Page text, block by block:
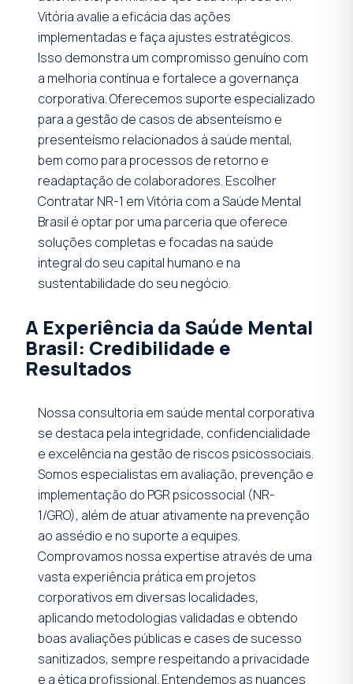
Vitória avalie a eficácia das ações
implementadas e faça ajustes estratégicos.
Isso demonstra um compromisso genuíno com
a melhoria contínua e fortalece a governança
corporativa. Oferecemos suporte especializado
para a gestão de casos de absenteísmo e
presenteísmo relacionados à saúde mental,
bem como para processos de retorno e
readaptação de colaboradores. Escolher
Contratar NR-1 em Vitória com a Saúde Mental
Brasil é optar por uma parceria que oferece
soluções completas e focadas na saúde
integral do seu capital humano e na
sustentabilidade do seu negócio.
A Experiência da Saúde Mental
Brasil: Credibilidade e
Resultados
Nossa consultoria em saúde mental corporativa
se destaca pela integridade, confidencialidade
e excelência na gestão de riscos psicossociais.
Somos especialistas em avaliação, prevenção e
implementação do PGR psicossocial (NR-
1/GRO), além de atuar ativamente na prevenção
ao assédio e no suporte a equipes.
Comprovamos nossa expertise através de uma
vasta experiência prática em projetos
corporativos em diversas localidades,
aplicando metodologias validadas e obtendo
boas avaliações públicas e cases de sucesso
sanitizados, sempre respeitando a privacidade
e a ética profissional. Entendemos as nuances